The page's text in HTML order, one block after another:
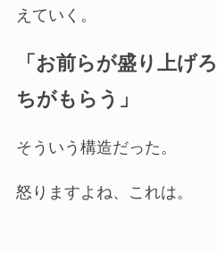
えていく。
「お前らが盛り上げ
ちがもらう」
そういう構造だった。
怒りますよね、これは。